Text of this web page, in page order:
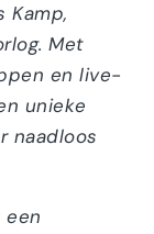
Kamp,
Met
en live-
unieke
naadloos
een